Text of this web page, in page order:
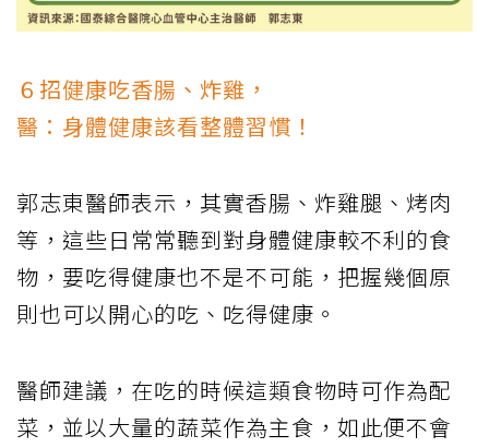
６招健康吃香腸、炸雞，
醫：身體健康該看整體習慣！
郭志東醫師表示，其實香腸、炸雞腿、烤肉
等，這些日常常聽到對身體健康較不利的食
物，要吃得健康也不是不可能，把握幾個原
則也可以開心的吃、吃得健康。
醫師建議，在吃的時候這類食物時可作為配
菜，並以大量的蔬菜作為主食，如此便不會